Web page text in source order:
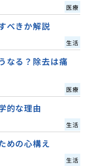
医療
べきか解説
生活
なる？除去は痛
医療
的な理由
生活
めの心構え
生活